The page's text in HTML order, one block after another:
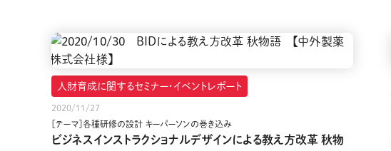
人財育成に関するセミナー・イベントレポート
2020/11/27
［テーマ］各種研修の設計 キーパーソンの巻き込み
ビジネスインストラクショナルデザインによる教え方改革 秋物